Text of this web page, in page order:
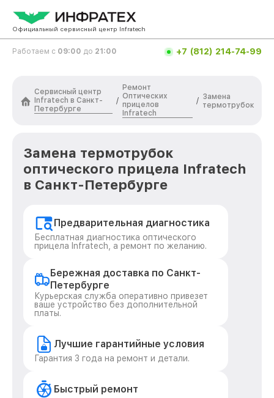
Официальный сервисный центр Infratech
Работаем с 09:00 до 21:00 +7 (812) 214-74-99
Сервисный центр
Infratech в Санкт-
Петербурге
/
Ремонт
Оптических
прицелов
Infratech
/ Замена
термотрубок
Замена термотрубок
оптического прицела Infratech
в Санкт-Петербурге
Предварительная диагностика
Бесплатная диагностика оптического
прицела Infratech, а ремонт по желанию.
Бережная доставка по Санкт-
Петербурге
Курьерская служба оперативно привезет
ваше устройство без дополнительной
платы.
Лучшие гарантийные условия
Гарантия 3 года на ремонт и детали.
Быстрый ремонт